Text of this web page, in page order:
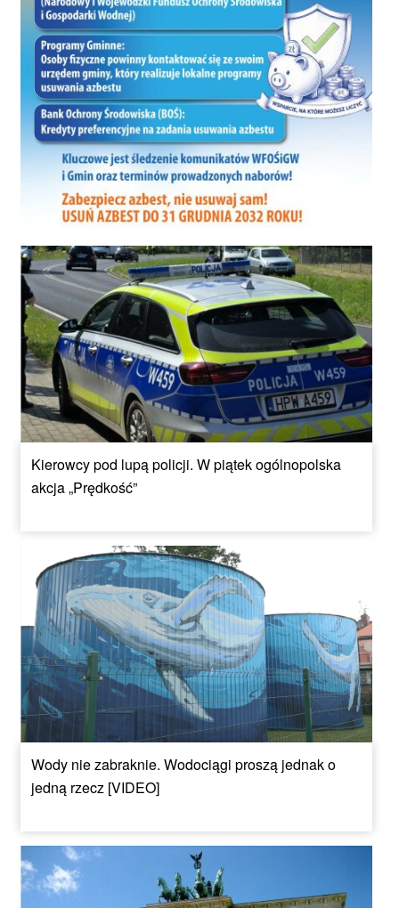
Kierowcy pod lupą policji. W piątek ogólnopolska
akcja „Prędkość”
Wody nie zabraknie. Wodociągi proszą jednak o
jedną rzecz [VIDEO]